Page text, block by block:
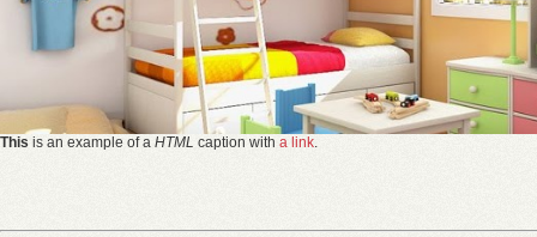
This is an example of a HTML caption with a link.